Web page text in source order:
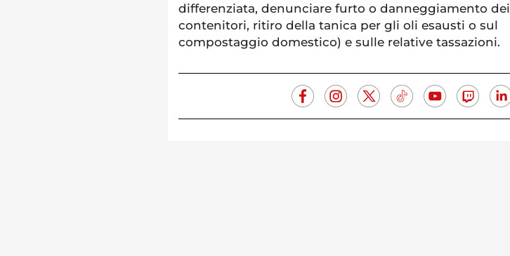
differenziata, denunciare furto o danneggiamento dei
contenitori, ritiro della tanica per gli oli esausti o sul
compostaggio domestico) e sulle relative tassazioni.